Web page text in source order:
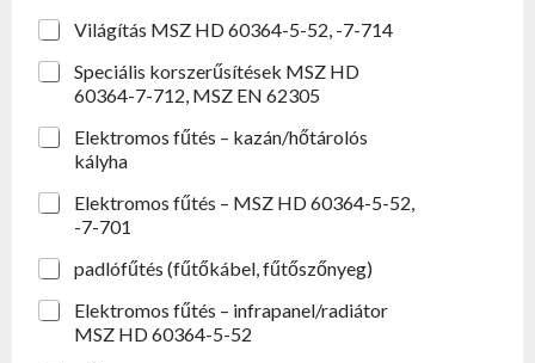
Világítás MSZ HD 60364-5-52, -7-714
Speciális korszerűsítések MSZ HD
60364-7-712, MSZ EN 62305
Elektromos fűtés – kazán/hőtárolós
kályha
Elektromos fűtés – MSZ HD 60364-5-52,
-7-701
padlófűtés (fűtőkábel, fűtőszőnyeg)
Elektromos fűtés – infrapanel/radiátor
MSZ HD 60364-5-52